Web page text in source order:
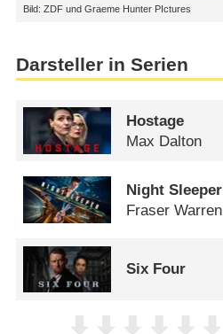
Bild: ZDF und Graeme Hunter PIctures
Darsteller in Serien
Hostage
Max Dalton
Night Sleeper
Fraser Warren
Six Four